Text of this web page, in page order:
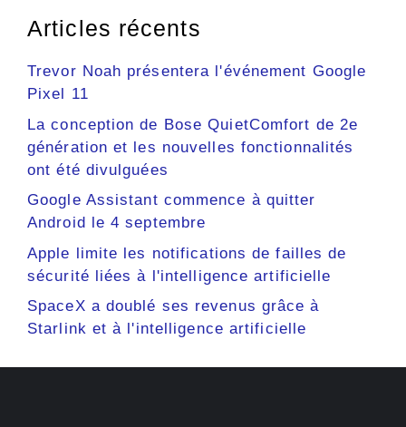
Articles récents
Trevor Noah présentera l'événement Google
Pixel 11
La conception de Bose QuietComfort de 2e
génération et les nouvelles fonctionnalités
ont été divulguées
Google Assistant commence à quitter
Android le 4 septembre
Apple limite les notifications de failles de
sécurité liées à l'intelligence artificielle
SpaceX a doublé ses revenus grâce à
Starlink et à l'intelligence artificielle